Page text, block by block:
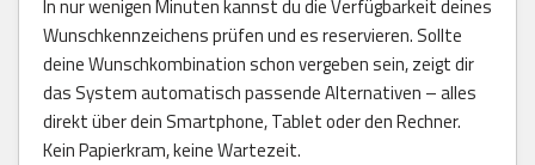
In nur wenigen Minuten kannst du die Verfügbarkeit deines
Wunschkennzeichens prüfen und es reservieren. Sollte
deine Wunschkombination schon vergeben sein, zeigt dir
das System automatisch passende Alternativen – alles
direkt über dein Smartphone, Tablet oder den Rechner.
Kein Papierkram, keine Wartezeit.